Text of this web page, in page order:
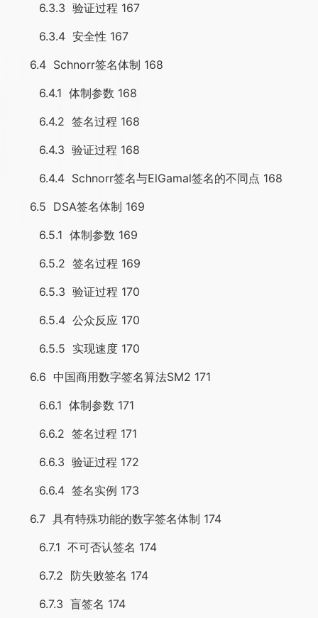
6.3.3 验证过程 167
6.3.4 安全性 167
6.4 Schnorr签名体制 168
6.4.1 体制参数 168
6.4.2 签名过程 168
6.4.3 验证过程 168
6.4.4 Schnorr签名与ElGamal签名的不同点 168
6.5 DSA签名体制 169
6.5.1 体制参数 169
6.5.2 签名过程 169
6.5.3 验证过程 170
6.5.4 公众反应 170
6.5.5 实现速度 170
6.6 中国商用数字签名算法SM2 171
6.6.1 体制参数 171
6.6.2 签名过程 171
6.6.3 验证过程 172
6.6.4 签名实例 173
6.7 具有特殊功能的数字签名体制 174
6.7.1 不可否认签名 174
6.7.2 防失败签名 174
6.7.3 盲签名 174